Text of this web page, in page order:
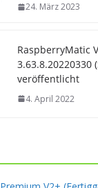
24. März 2023
RaspberryMatic
3.63.8.20220330
veröffentlicht
4. April 2022